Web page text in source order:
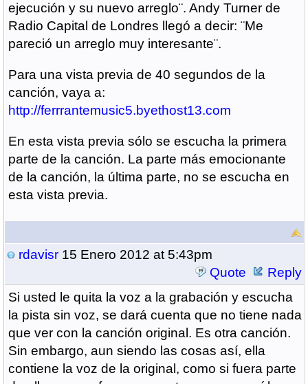
ejecución y su nuevo arreglo¨. Andy Turner de
Radio Capital de Londres llegó a decir: ¨Me
pareció un arreglo muy interesante¨.
Para una vista previa de 40 segundos de la
canción, vaya a:
http://ferrrantemusic5.byethost13.com
En esta vista previa sólo se escucha la primera
parte de la canción. La parte más emocionante
de la canción, la última parte, no se escucha en
esta vista previa.
rdavisr15 Enero 2012 at 5:43pm
Quote
Reply
Si usted le quita la voz a la grabación y escucha
la pista sin voz, se dará cuenta que no tiene nada
que ver con la canción original. Es otra canción.
Sin embargo, aun siendo las cosas así, ella
contiene la voz de la original, como si fuera parte